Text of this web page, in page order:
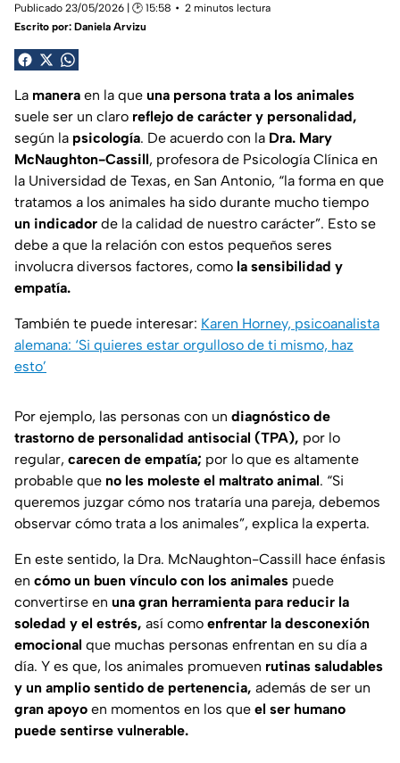
Publicado 23/05/2026 | 🕑 15:58
2 minutos lectura
Escrito por: Daniela Arvizu
La manera en la que una persona trata a los animales
suele ser un claro reflejo de carácter y personalidad,
según la psicología. De acuerdo con la Dra. Mary
McNaughton-Cassill, profesora de Psicología Clínica en
la Universidad de Texas, en San Antonio, “la forma en que
tratamos a los animales ha sido durante mucho tiempo
un indicador de la calidad de nuestro carácter”. Esto se
debe a que la relación con estos pequeños seres
involucra diversos factores, como la sensibilidad y
empatía.
También te puede interesar: Karen Horney, psicoanalista
alemana: ‘Si quieres estar orgulloso de ti mismo, haz
esto’
Por ejemplo, las personas con un diagnóstico de
trastorno de personalidad antisocial (TPA), por lo
regular, carecen de empatía; por lo que es altamente
probable que no les moleste el maltrato animal. “Si
queremos juzgar cómo nos trataría una pareja, debemos
observar cómo trata a los animales”, explica la experta.
En este sentido, la Dra. McNaughton-Cassill hace énfasis
en cómo un buen vínculo con los animales puede
convertirse en una gran herramienta para reducir la
soledad y el estrés, así como enfrentar la desconexión
emocional que muchas personas enfrentan en su día a
día. Y es que, los animales promueven rutinas saludables
y un amplio sentido de pertenencia, además de ser un
gran apoyo en momentos en los que el ser humano
puede sentirse vulnerable.